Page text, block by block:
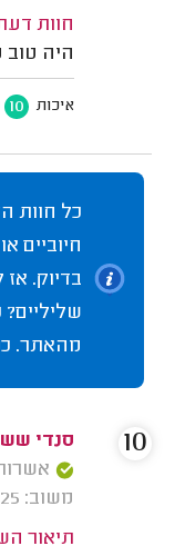
חוות
היה טוב
איכות 10
כל חוות
חיוביים
בדיוק.
מהאתר.
סנדי
אשרור: 20/03/
משוב: 19/01/2025
תיאור
10